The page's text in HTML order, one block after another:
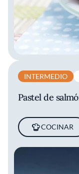
INTERMEDIO
Pastel de
COCINAR